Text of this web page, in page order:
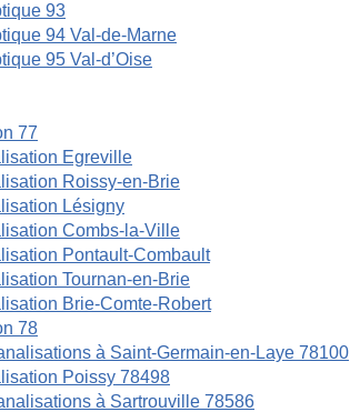
93
94 Val-de-Marne
95 Val-d’Oise
77
Egreville
Roissy-en-Brie
Lésigny
Combs-la-Ville
Pontault-Combault
Tournan-en-Brie
Brie-Comte-Robert
78
à Saint-Germain-en-Laye 78100
Poissy 78498
à Sartrouville 78586